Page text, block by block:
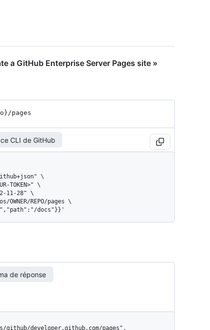
a GitHub Enterprise Server Pages site »
/pages
CLI de GitHub
docs"}}'
de réponse